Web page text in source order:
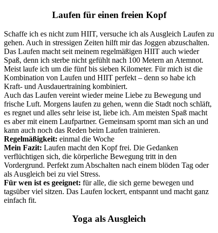
Laufen für einen freien Kopf
Schaffe ich es nicht zum HIIT, versuche ich als Ausgleich Laufen zu
gehen. Auch in stressigen Zeiten hilft mir das Joggen abzuschalten.
Das Laufen macht seit meinem regelmäßigen HIIT auch wieder
Spaß, denn ich sterbe nicht gefühlt nach 100 Metern an Atemnot.
Meist laufe ich um die fünf bis sieben Kilometer. Für mich ist die
Kombination von Laufen und HIIT perfekt – denn so habe ich
Kraft- und Ausdauertraining kombiniert.
Auch das Laufen vereint wieder meine Liebe zu Bewegung und
frische Luft. Morgens laufen zu gehen, wenn die Stadt noch schläft,
es regnet und alles sehr leise ist, liebe ich. Am meisten Spaß macht
es aber mit einem Laufpartner. Gemeinsam spornt man sich an und
kann auch noch das Reden beim Laufen trainieren.
Regelmäßigkeit: einmal die Woche
Mein Fazit: Laufen macht den Kopf frei. Die Gedanken
verflüchtigen sich, die körperliche Bewegung tritt in den
Vordergrund. Perfekt zum Abschalten nach einem blöden Tag oder
als Ausgleich bei zu viel Stress.
Für wen ist es geeignet: für alle, die sich gerne bewegen und
tagsüber viel sitzen. Das Laufen lockert, entspannt und macht ganz
einfach fit.
Yoga als Ausgleich